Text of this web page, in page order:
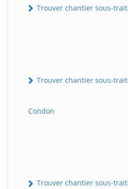
Trouver chantier sous-
Trouver chantier sous-
Condon
Trouver chantier sous-